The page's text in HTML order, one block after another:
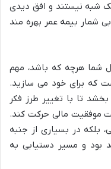
شبه نیستند و افق دیدی
شمار بیمه عمر بهره مند
شما هرچه که باشد، مهم
که برای خود می سازید.
تا با تغییر طرز فکر
موفقیت مالی حرکت کند.
بلکه در بسیاری از جنبه
و مسیر دستیابی به